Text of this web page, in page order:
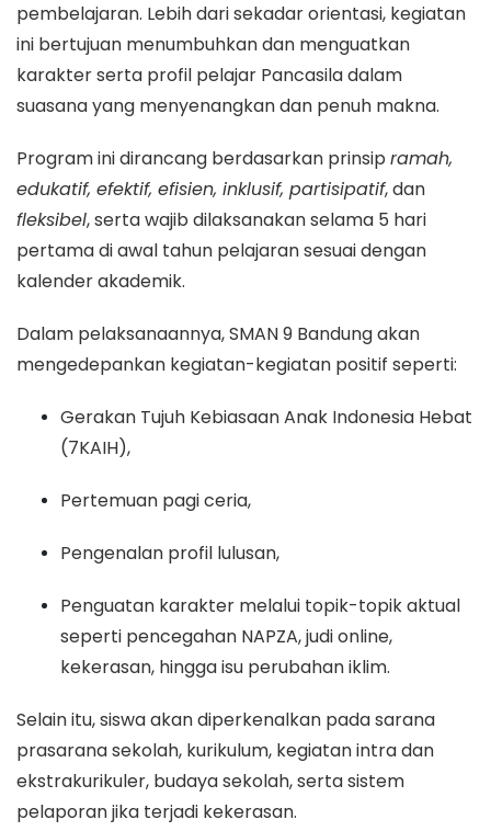
pembelajaran. Lebih dari sekadar orientasi, kegiatan
ini bertujuan menumbuhkan dan menguatkan
karakter serta profil pelajar Pancasila dalam
suasana yang menyenangkan dan penuh makna.
Program ini dirancang berdasarkan prinsip ramah,
edukatif, efektif, efisien, inklusif, partisipatif, dan
fleksibel, serta wajib dilaksanakan selama 5 hari
pertama di awal tahun pelajaran sesuai dengan
kalender akademik.
Dalam pelaksanaannya, SMAN 9 Bandung akan
mengedepankan kegiatan-kegiatan positif seperti:
Gerakan Tujuh Kebiasaan Anak Indonesia Hebat
(7KAIH),
Pertemuan pagi ceria,
Pengenalan profil lulusan,
Penguatan karakter melalui topik-topik aktual
seperti pencegahan NAPZA, judi online,
kekerasan, hingga isu perubahan iklim.
Selain itu, siswa akan diperkenalkan pada sarana
prasarana sekolah, kurikulum, kegiatan intra dan
ekstrakurikuler, budaya sekolah, serta sistem
pelaporan jika terjadi kekerasan.